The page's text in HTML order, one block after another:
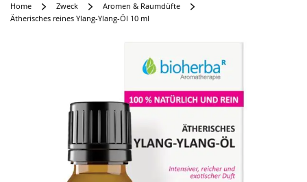
Home Zweck
Aromen & Raumdüfte
Ätherisches reines Ylang-Ylang-Öl 10 ml